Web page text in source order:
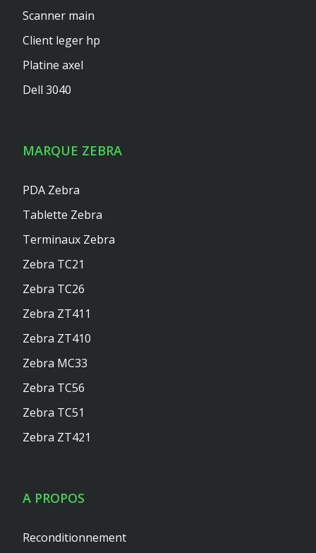
Scanner main
Client leger hp
Platine axel
Dell 3040
MARQUE ZEBRA
PDA Zebra
Tablette Zebra
Terminaux Zebra
Zebra TC21
Zebra TC26
Zebra ZT411
Zebra ZT410
Zebra MC33
Zebra TC56
Zebra TC51
Zebra ZT421
A PROPOS
Reconditionnement